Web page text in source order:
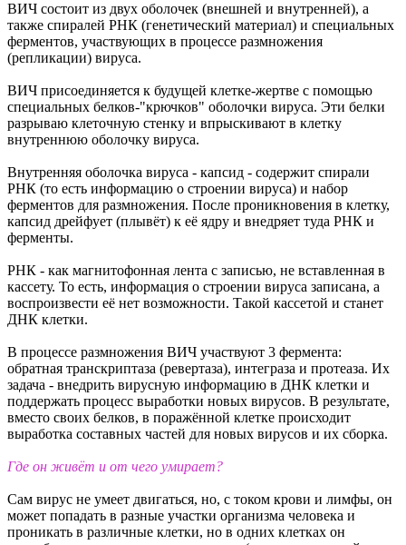
ВИЧ состоит из двух оболочек (внешней и внутренней), а
также спиралей РНК (генетический материал) и специальных
ферментов, участвующих в процессе размножения
(репликации) вируса.
ВИЧ присоединяется к будущей клетке-жертве с помощью
специальных белков-"крючков" оболочки вируса. Эти белки
разрываю клеточную стенку и впрыскивают в клетку
внутреннюю оболочку вируса.
Внутренняя оболочка вируса - капсид - содержит спирали
РНК (то есть информацию о строении вируса) и набор
ферментов для размножения. После проникновения в клетку,
капсид дрейфует (плывёт) к её ядру и внедряет туда РНК и
ферменты.
РНК - как магнитофонная лента с записью, не вставленная в
кассету. То есть, информация о строении вируса записана, а
воспроизвести её нет возможности. Такой кассетой и станет
ДНК клетки.
В процессе размножения ВИЧ участвуют 3 фермента:
обратная транскриптаза (ревертаза), интеграза и протеаза. Их
задача - внедрить вирусную информацию в ДНК клетки и
поддержать процесс выработки новых вирусов. В результате,
вместо своих белков, в поражённой клетке происходит
выработка составных частей для новых вирусов и их сборка.
Где он живёт и от чего умирает?
Сам вирус не умеет двигаться, но, с током крови и лимфы, он
может попадать в разные участки организма человека и
проникать в различные клетки, но в одних клетках он